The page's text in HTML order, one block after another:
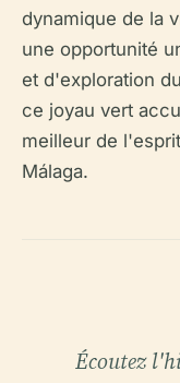
dynamique de la
une opportunité
et d'exploration
ce joyau vert
meilleur de
Málaga.
Écoutez